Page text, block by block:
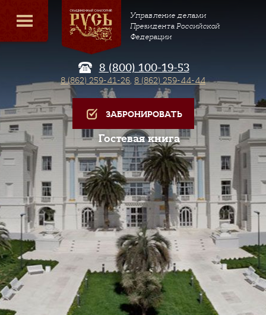
Управление делами
Президента Российской
Федерации
8 (800) 100-19-53
8 (862) 259-41-26, 8 (862) 259-44-44
ЗАБРОНИРОВАТЬ
Гостевая книга